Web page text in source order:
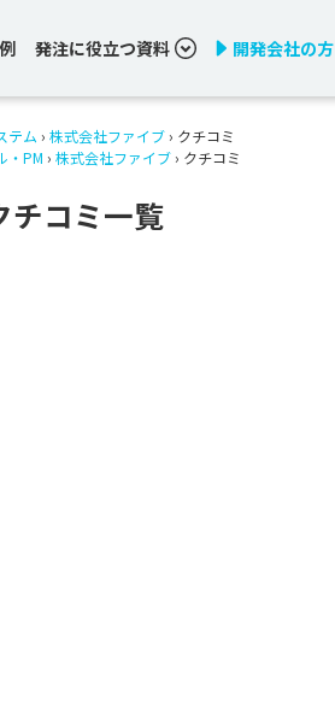
発注に役立つ資料 開発会社の方
テム › 株式会社ファイブ › クチコミ
・PM › 株式会社ファイブ › クチコミ
チコミ一覧